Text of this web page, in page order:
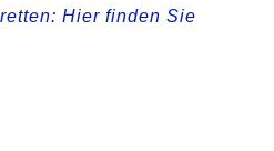
Hier finden Sie